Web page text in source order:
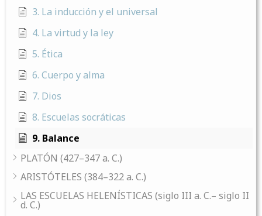
3. La inducción y el universal
4. La virtud y la ley
5. Ética
6. Cuerpo y alma
7. Dios
8. Escuelas socráticas
9. Balance
PLATÓN (427–347 a. C.)
ARISTÓTELES (384–322 a. C.)
LAS ESCUELAS HELENÍSTICAS (siglo III a. C.– siglo II
d. C.)